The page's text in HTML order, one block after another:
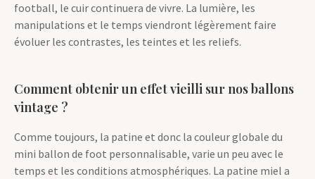
football, le cuir continuera de vivre. La lumière, les
manipulations et le temps viendront légèrement faire
évoluer les contrastes, les teintes et les reliefs.
Comment obtenir un effet vieilli sur nos ballons
vintage ?
Comme toujours, la patine et donc la couleur globale du
mini ballon de foot personnalisable, varie un peu avec le
temps et les conditions atmosphériques. La patine miel a